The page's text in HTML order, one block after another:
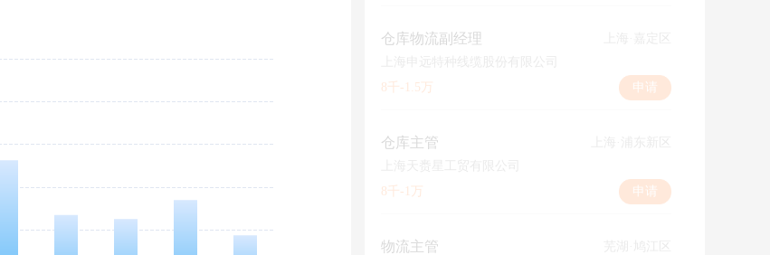
仓库物流副经理
8千-1.5万
申请
仓库主管
8千-1万
申请
物流主管